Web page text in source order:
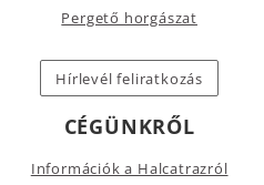
Pergető horgászat
Hírlevél feliratkozás
CÉGÜNKRŐL
Információk a Halcatrazról